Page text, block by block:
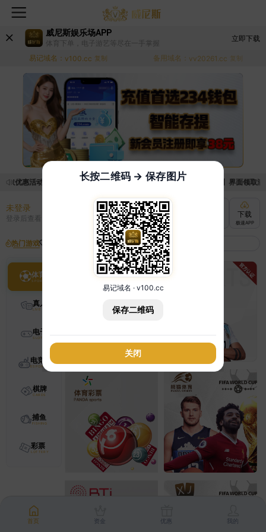
威尼斯娱乐场APP
体育下单，电子游艺等尽在一手掌握
立即下载
易记域名： v100.cc 复制 备用域名： vv20261.cc 复制
取优惠活动的手续麻烦，已新增优惠系统，现在可以前往【福利中心】界面领取
未登录
登录后查看 充值
快速到账
下载
极速APP
热门游戏
体育
真人
电子
电竞
棋牌
捕鱼
彩票
首页 资金 优惠 我的
长按二维码 → 保存图片
易记域名 · v100.cc
保存二维码
关闭